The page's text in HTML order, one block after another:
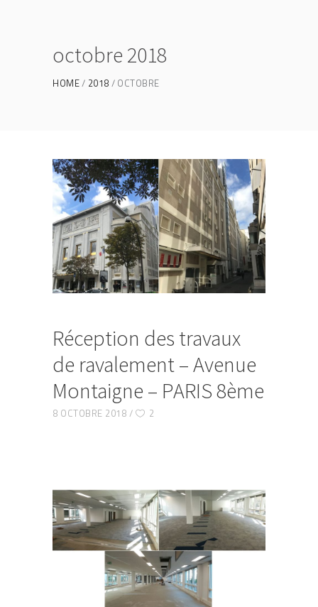
octobre 2018
HOME 2018 OCTOBRE
Réception des travaux
de ravalement – Avenue
Montaigne – PARIS 8ème
8 OCTOBRE 2018 2